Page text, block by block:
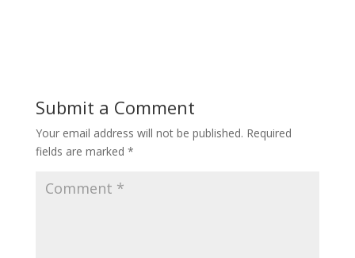
Submit a Comment
Your email address will not be published. Required
fields are marked *